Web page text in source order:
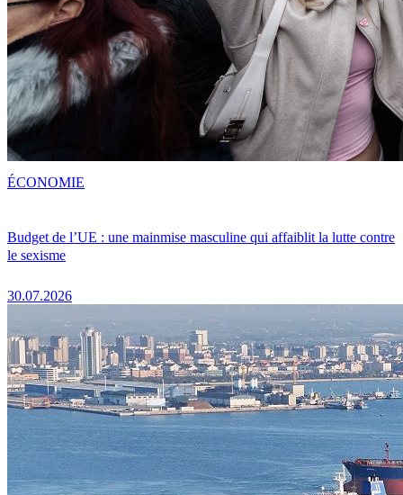
Budget de l’UE : une mainmise masculine qui affaiblit la lutte contre
le sexisme
30.07.2026
ÉCONOMIE